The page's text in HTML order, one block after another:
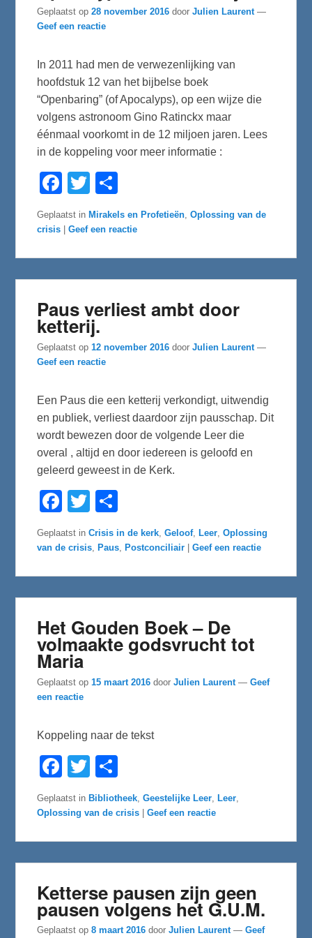
Geplaatst op28 november 2016 doorJulien Laurent —
Geef een reactie
In 2011 had men de verwezenlijking van
hoofdstuk 12 van het bijbelse boek
“Openbaring” (of Apocalyps), op een wijze die
volgens astronoom Gino Ratinckx maar
éénmaal voorkomt in de 12 miljoen jaren. Lees
in de koppeling voor meer informatie :
F
e
b
o
k
T
t
t
e
e
n
Geplaatst in Mirakels en Profetieën ,Oplossing van de
crisis
|Geef een reactie
Paus verliest ambt door
ketterij.
Geplaatst op12 november 2016 doorJulien Laurent —
Geef een reactie
Een Paus die een ketterij verkondigt, uitwendig
en publiek, verliest daardoor zijn pausschap. Dit
wordt bewezen door de volgende Leer die
overal , altijd en door iedereen is geloofd en
geleerd geweest in de Kerk.
F
e
b
o
k
T
t
t
e
e
n
Geplaatst in Crisis in de kerk ,Geloof,Leer ,Oplossing
van de crisis ,Paus ,Postconciliair |Geef een reactie
Het Gouden Boek – De
volmaakte godsvrucht tot
Maria
Geplaatst op15 maart 2016 doorJulien Laurent —Geef
een reactie
Koppeling naar de tekst
F
e
b
o
k
T
t
t
e
e
n
Geplaatst in Bibliotheek ,Geestelijke Leer ,Leer
Oplossing van de crisis |Geef een reactie
Ketterse pausen zijn geen
pausen volgens het G.U.M.
Geplaatst op8 maart 2016 doorJulien Laurent —Geef